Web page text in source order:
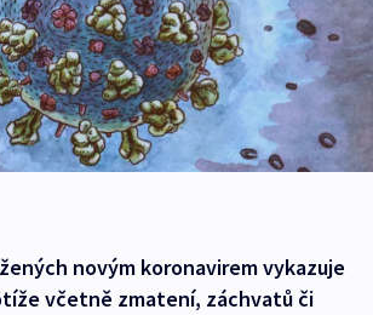
novým koronavirem vykazuje
včetně zmatení, záchvatů či